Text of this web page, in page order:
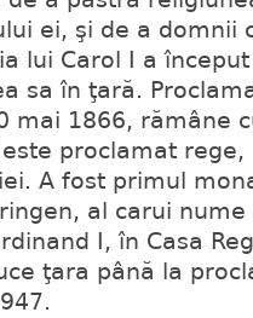
ei, şi de a domnii
lui Carol I a
sa în ţară.
mai 1866, rămâne
proclamat
A fost primul
al carui
I, în Casa
ţara până la